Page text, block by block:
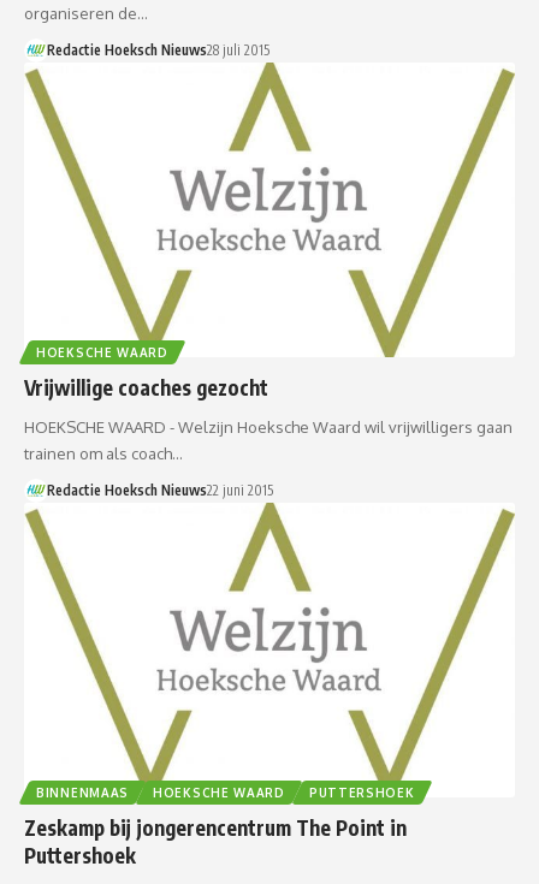
organiseren de…
Redactie Hoeksch Nieuws28 juli 2015
HOEKSCHE WAARD
Vrijwillige coaches gezocht
HOEKSCHE WAARD - Welzijn Hoeksche Waard wil vrijwilligers gaan
trainen om als coach…
Redactie Hoeksch Nieuws22 juni 2015
BINNENMAAS HOEKSCHE WAARD PUTTERSHOEK
Zeskamp bij jongerencentrum The Point in
Puttershoek